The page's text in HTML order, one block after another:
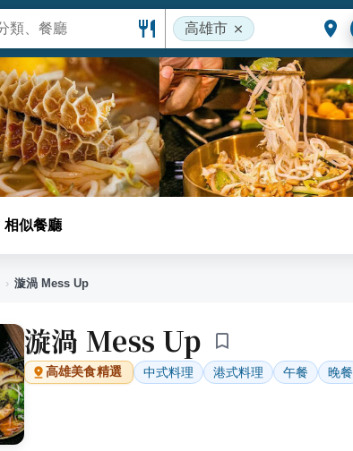
高雄市
相似餐廳
› 漩渦 Mess Up
漩渦 Mess Up
高雄美食精選 中式料理 港式料理 午餐 晚餐